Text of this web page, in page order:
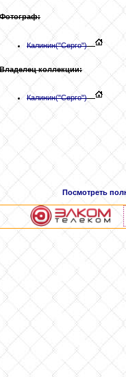
Фотограф:
Калинин("Серго")
Владелец коллекции:
Калинин("Серго")
Посмотреть